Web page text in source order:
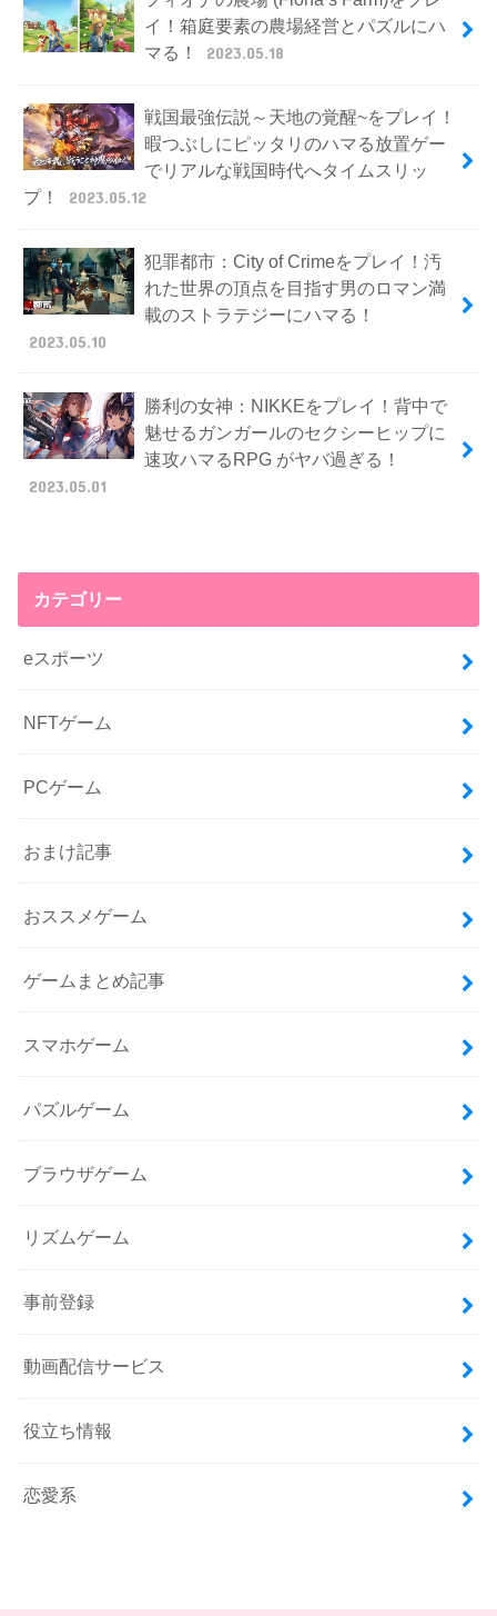
イ！箱庭要素の農場経営とパズルにハ
マる！
2023.05.18
戦国最強伝説～天地の覚醒~をプレイ！
暇つぶしにピッタリのハマる放置ゲー
でリアルな戦国時代へタイムスリッ
プ！
2023.05.12
犯罪都市：City of Crimeをプレイ！汚
れた世界の頂点を目指す男のロマン満
載のストラテジーにハマる！
2023.05.10
勝利の女神：NIKKEをプレイ！背中で
魅せるガンガールのセクシーヒップに
速攻ハマるRPG がヤバ過ぎる！
2023.05.01
カテゴリー
eスポーツ
NFTゲーム
PCゲーム
おまけ記事
おススメゲーム
ゲームまとめ記事
スマホゲーム
パズルゲーム
ブラウザゲーム
リズムゲーム
事前登録
動画配信サービス
役立ち情報
恋愛系